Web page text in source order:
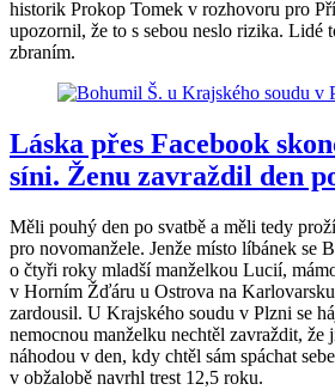
historik Prokop Tomek v rozhovoru pro
upozornil, že to s sebou neslo rizika. Lidé
zbraním.
Láska přes Facebook
síni. Ženu zavraždil den
Měli pouhý den po svatbě a měli tedy
pro novomanžele. Jenže místo líbánek se
o čtyři roky mladší manželkou Lucií,
v Horním Žďáru u Ostrova na
zardousil. U Krajského soudu v Plzni se
nemocnou manželku nechtěl zavraždit, že
náhodou v den, kdy chtěl sám spáchat
v obžalobě navrhl trest 12,5 roku.